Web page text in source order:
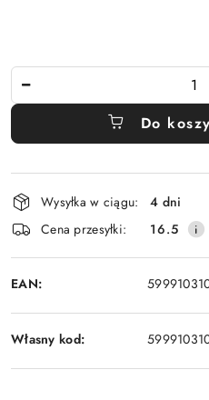
Do
Dostępność
i
dostawa
Wysyłka w ciągu:
4 dni
Cena przesyłki:
16.5
EAN:
Własny kod: